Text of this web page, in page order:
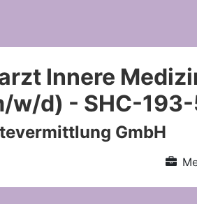
Innere
w/d) - SHC-
GmbH